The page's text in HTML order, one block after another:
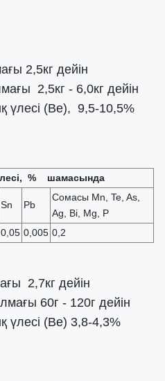
2,5кг дейін
2,5кг - 6,0кг дейін
үлесі (Ве), 9,5-10,5%
% шамасында
Sn Pb
Сомасы Mn, Te, As,
Ag, Bi, Mg, P
0,05 0,005 0,2
2,7кг дейін
60г - 120г дейін
үлесі (Be) 3,8-4,3%